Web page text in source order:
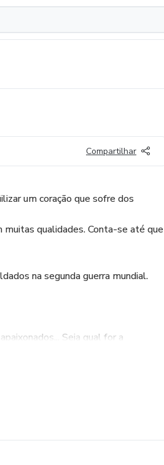
Compartilhar
um coração que sofre dos
qualidades. Conta-se até que
na segunda guerra mundial.
Seja qual for a